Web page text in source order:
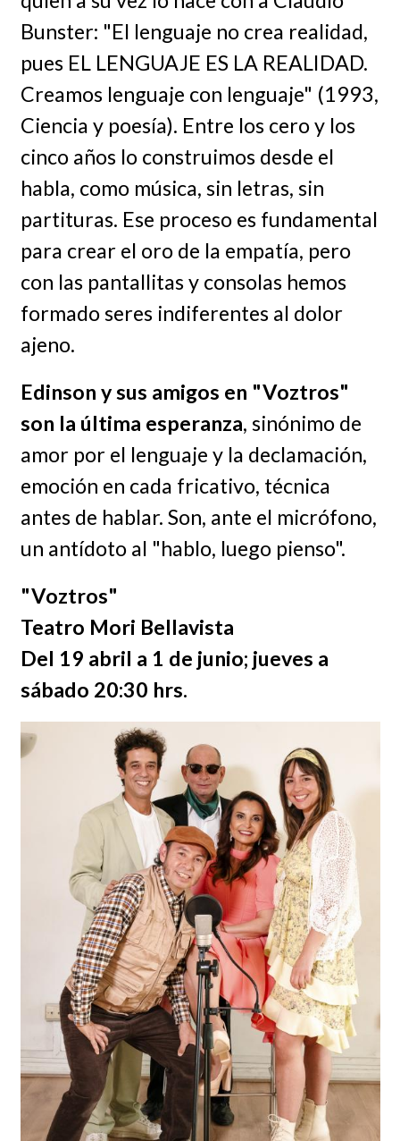
Bunster: "El lenguaje no crea realidad,
pues EL LENGUAJE ES LA REALIDAD.
Creamos lenguaje con lenguaje" (1993,
Ciencia y poesía). Entre los cero y los
cinco años lo construimos desde el
habla, como música, sin letras, sin
partituras. Ese proceso es fundamental
para crear el oro de la empatía, pero
con las pantallitas y consolas hemos
formado seres indiferentes al dolor
ajeno.
Edinson y sus amigos en "Voztros"
son la última esperanza, sinónimo de
amor por el lenguaje y la declamación,
emoción en cada fricativo, técnica
antes de hablar. Son, ante el micrófono,
un antídoto al "hablo, luego pienso".
"Voztros"
Teatro Mori Bellavista
Del 19 abril a 1 de junio; jueves a
sábado 20:30 hrs.